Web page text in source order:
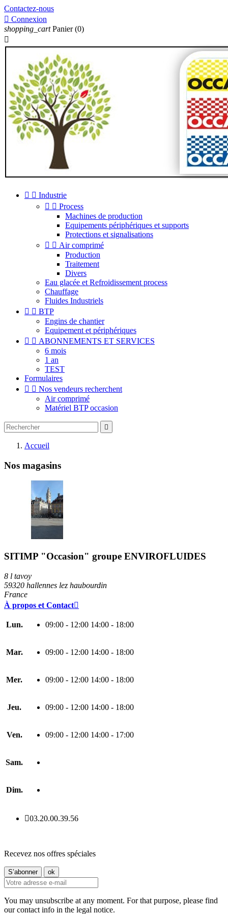
Contactez-nous
 Connexion
shopping_cart Panier (0)

  Industrie
  Process
Machines de production
Equipements périphériques et supports
Protections et signalisations
  Air comprimé
Production
Traitement
Divers
Eau glacée et Refroidissement process
Chauffage
Fluides Industriels
  BTP
Engins de chantier
Equipement et périphériques
  ABONNEMENTS ET SERVICES
6 mois
1 an
TEST
Formulaires
  Nos vendeurs recherchent
Air comprimé
Matériel BTP occasion

Accueil
Nos magasins
SITIMP "Occasion" groupe ENVIROFLUIDES
8 l tavoy
59320 hallennes lez haubourdin
France
À propos et Contact
Lun. 09:00 - 12:00 14:00 - 18:00
Mar. 09:00 - 12:00 14:00 - 18:00
Mer. 09:00 - 12:00 14:00 - 18:00
Jeu. 09:00 - 12:00 14:00 - 18:00
Ven. 09:00 - 12:00 14:00 - 17:00
Sam.
Dim.
03.20.00.39.56
Recevez nos offres spéciales
You may unsubscribe at any moment. For that purpose, please find
our contact info in the legal notice.